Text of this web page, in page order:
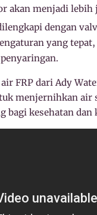
akan menjadi
dengan
yang
FRP dari Ady
menjernihkan air
kesehatan dan